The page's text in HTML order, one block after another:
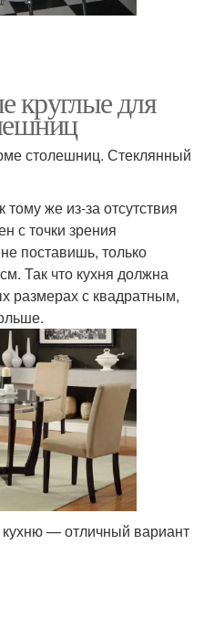
круглые для
столешниц. Стеклянный
же из-за отсутствия
с точки зрения
поставишь, только
Так что кухня должна
размерах с квадратным,
— отличный вариант